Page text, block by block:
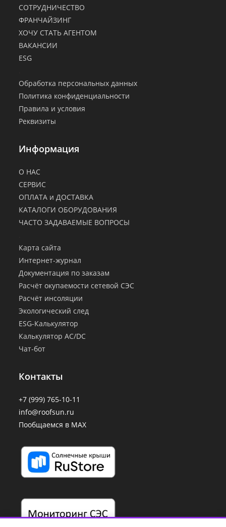
СОТРУДНИЧЕСТВО
ФРАНЧАЙЗИНГ
ХОЧУ СТАТЬ АГЕНТОМ
ВАКАНСИИ
ESG
Обработка персональных данных
Политика конфиденциальности
Правила и условия
Реквизиты
Информация
О НАС
СЕРВИС
ОПЛАТА и ДОСТАВКА
КАТАЛОГИ ОБОРУДОВАНИЯ
ЧАСТО ЗАДАВАЕМЫЕ ВОПРОСЫ
Карта сайта
Интернет-журнал
Документация по заказам
Расчёт окупаемости сетевой СЭС
Расчёт инсоляции
Экологический след
ESG-Калькулятор
Калькулятор AC/DC
Чат-бот
Контакты
+7 (999) 765-10-11
info@roofsun.ru
Пообщаемся в MAX